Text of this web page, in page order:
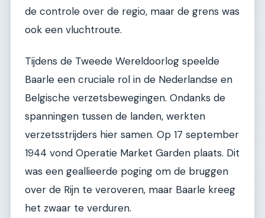
de controle over de regio, maar de grens was
ook een vluchtroute.
Tijdens de Tweede Wereldoorlog speelde
Baarle een cruciale rol in de Nederlandse en
Belgische verzetsbewegingen. Ondanks de
spanningen tussen de landen, werkten
verzetsstrijders hier samen. Op 17 september
1944 vond Operatie Market Garden plaats. Dit
was een geallieerde poging om de bruggen
over de Rijn te veroveren, maar Baarle kreeg
het zwaar te verduren.